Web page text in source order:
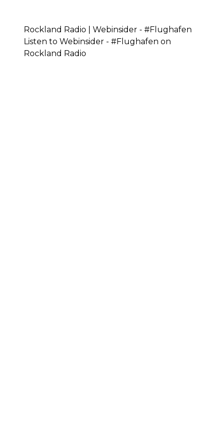
Rockland Radio | Webinsider - #Flughafen
Listen to Webinsider - #Flughafen on
Rockland Radio